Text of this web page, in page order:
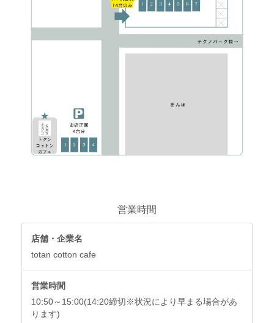
営業時間
店舗・企業名
totan cotton cafe
営業時間
10:50～15:00(14:20締切※状況により早まる場合があ
ります)